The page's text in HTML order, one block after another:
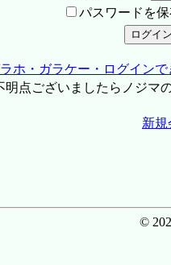
パスワードを
ホ・ガラケー・ログイン
点ございましたらノジマ
新規
©